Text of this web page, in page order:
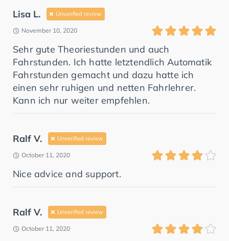
Lisa L. Unverified review
November 10, 2020
Sehr gute Theoriestunden und auch
Fahrstunden. Ich hatte letztendlich Automatik
Fahrstunden gemacht und dazu hatte ich
einen sehr ruhigen und netten Fahrlehrer.
Kann ich nur weiter empfehlen.
Ralf V. Unverified review
October 11, 2020
Nice advice and support.
Ralf V. Unverified review
October 11, 2020